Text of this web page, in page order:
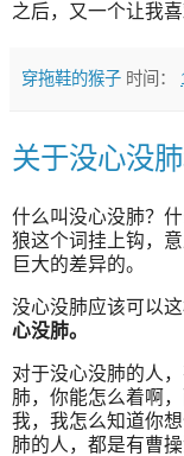
之后，又一个让我
穿拖鞋的猴子 时间：
关于没心没
什么叫没心没肺？
狼这个词挂上钩，
巨大的差异的。
没心没肺应该可以这
心没肺。
对于没心没肺的人
肺，你能怎么着啊
我，我怎么知道你
肺的人，都是有曹